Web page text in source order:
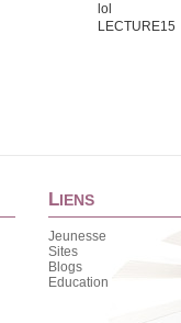
lol
LECTURE15
LIENS
Jeunesse
Sites
Blogs
Education